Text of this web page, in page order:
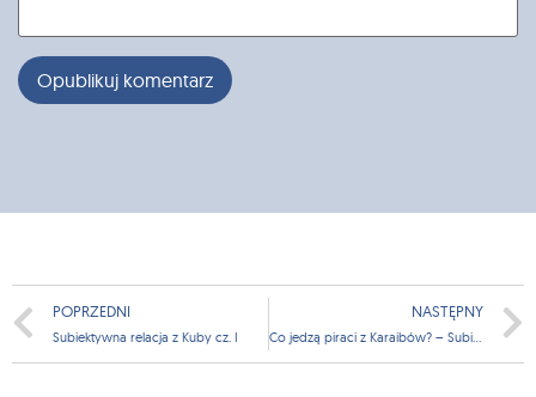
POPRZEDNI
Subiektywna relacja z Kuby cz. I
NASTĘPNY
Co jedzą piraci z Karaibów? – Subiektywna relacja z Kuby cz. II